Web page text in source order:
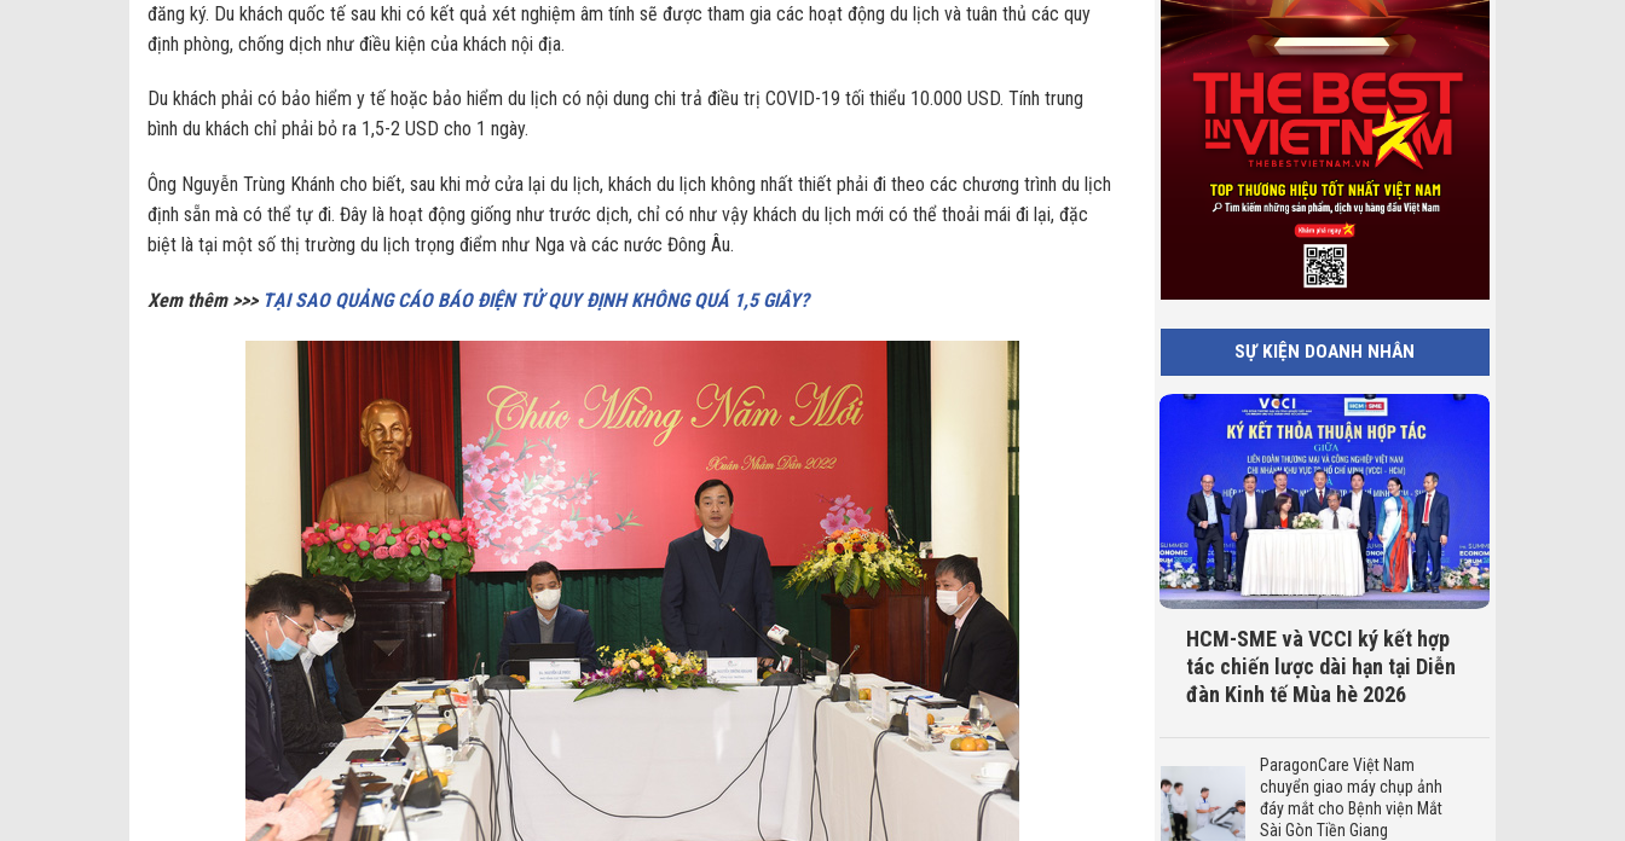
đăng ký. Du khách quốc tế sau khi có kết quả xét nghiệm âm tính sẽ được tham gia các hoạt động du lịch và tuân thủ các quy
định phòng, chống dịch như điều kiện của khách nội địa.
Du khách phải có bảo hiểm y tế hoặc bảo hiểm du lịch có nội dung chi trả điều trị COVID-19 tối thiểu 10.000 USD. Tính trung
bình du khách chỉ phải bỏ ra 1,5-2 USD cho 1 ngày.
Ông Nguyễn Trùng Khánh cho biết, sau khi mở cửa lại du lịch, khách du lịch không nhất thiết phải đi theo các chương trình du lịch
định sẵn mà có thể tự đi. Đây là hoạt động giống như trước dịch, chỉ có như vậy khách du lịch mới có thể thoải mái đi lại, đặc
biệt là tại một số thị trường du lịch trọng điểm như Nga và các nước Đông Âu.
Xem thêm >>> TẠI SAO QUẢNG CÁO BÁO ĐIỆN TỬ QUY ĐỊNH KHÔNG QUÁ 1,5 GIÂY?
SỰ KIỆN DOANH NHÂN
HCM-SME và VCCI ký kết hợp
tác chiến lược dài hạn tại Diễn
đàn Kinh tế Mùa hè 2026
ParagonCare Việt Nam
chuyển giao máy chụp ảnh
đáy mắt cho Bệnh viện Mắt
Sài Gòn Tiền Giang